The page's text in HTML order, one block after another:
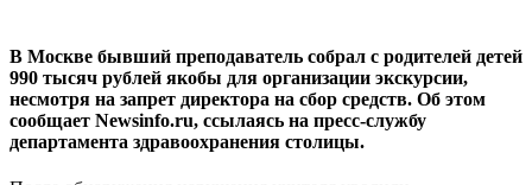
В Москве бывший преподаватель собрал с родителей детей
990 тысяч рублей якобы для организации экскурсии,
несмотря на запрет директора на сбор средств. Об этом
сообщает Newsinfo.ru, ссылаясь на пресс-службу
департамента здравоохранения столицы.